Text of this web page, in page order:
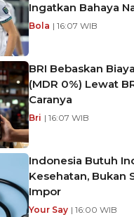
Ingatkan Bahaya
Bola | 16:07 WIB
BRI Bebaskan
(MDR 0%) Lewat
Caranya
Bri | 16:07 WIB
Indonesia Butuh
Kesehatan, Bukan
Impor
Your Say | 16:00 WIB